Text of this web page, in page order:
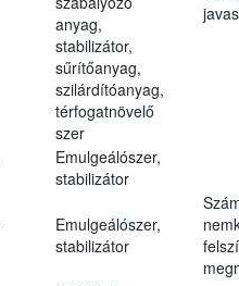
anyag,
stabilizátor,
sűrítőanyag,
szilárdítóanyag,
térfogatnövelő
szer
Emulgeálószer,
stabilizátor
Emulgeálószer,
stabilizátor